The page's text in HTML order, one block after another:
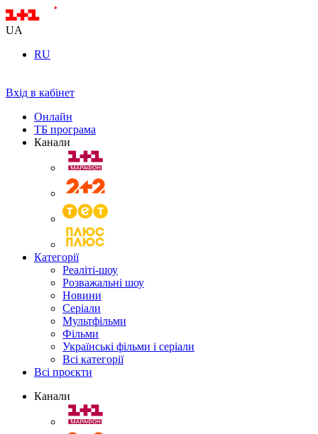
UA
RU
Вхід в кабінет
Онлайн
ТБ програма
Канали
Категорії
Реаліті-шоу
Розважальні шоу
Новини
Серіали
Мультфільми
Фільми
Українські фільми і серіали
Всі категорії
Всі проєкти
Канали